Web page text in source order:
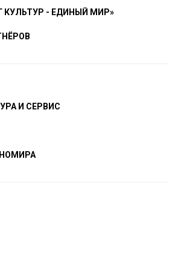
КУЛЬТУР - ЕДИНЫЙ МИР»
И СЕРВИС